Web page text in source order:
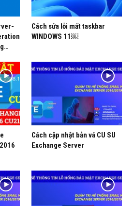
Cách sửa lỗi mất taskbar
WINDOWS 11￼
Cách cập nhật bản vá CU SU
Exchange Server